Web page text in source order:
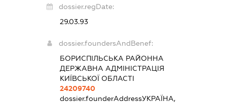
dossier.regDate:
29.03.93
dossier.foundersAndBenef:
БОРИСПІЛЬСЬКА РАЙОННА
ДЕРЖАВНА АДМІНІСТРАЦІЯ
КИЇВСЬКОЇ ОБЛАСТІ
24209740
dossier.founderAddressУКРАЇНА,